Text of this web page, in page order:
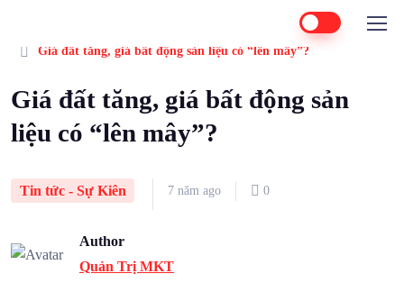
Giá đất tăng, giá bất động sản liệu có “lên mây”?
Giá đất tăng, giá bất động sản
liệu có “lên mây”?
Tin tức - Sự Kiên 7 năm ago 0
Author
Quản Trị MKT